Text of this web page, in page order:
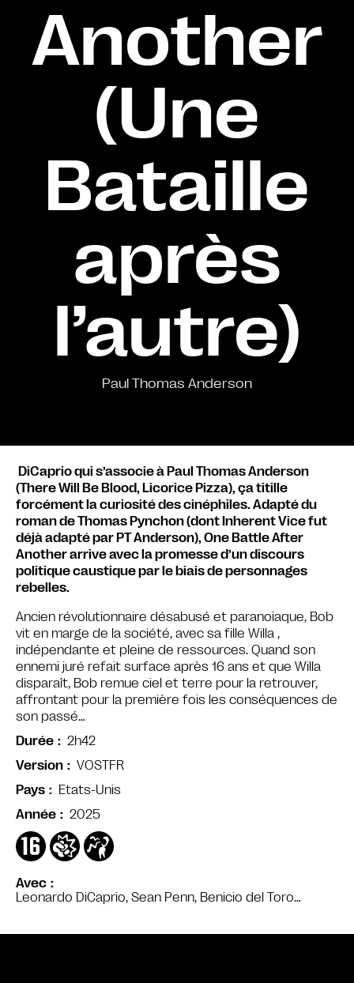
Another
(Une
Bataille
après
l’autre)
Paul Thomas Anderson
Avec
Leonardo DiCaprio, Sean Penn, Benicio del Toro…
DiCaprio qui s’associe à Paul Thomas Anderson
(There Will Be Blood, Licorice Pizza), ça titille
forcément la curiosité des cinéphiles. Adapté du
roman de Thomas Pynchon (dont Inherent Vice fut
déjà adapté par PT Anderson), One Battle After
Another arrive avec la promesse d’un discours
politique caustique par le biais de personnages
rebelles.
Ancien révolutionnaire désabusé et paranoïaque, Bob
vit en marge de la société, avec sa fille Willa ,
indépendante et pleine de ressources. Quand son
ennemi juré refait surface après 16 ans et que Willa
disparaît, Bob remue ciel et terre pour la retrouver,
affrontant pour la première fois les conséquences de
son passé…
Durée
2h42
Version
VOSTFR
Pays
Etats-Unis
Année
2025